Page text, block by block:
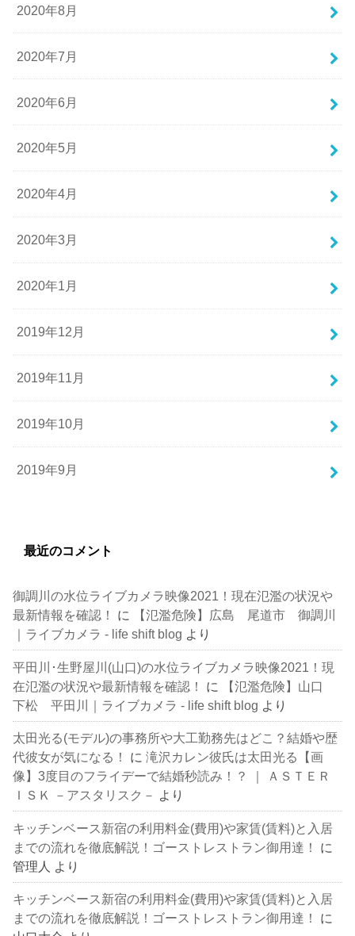
2020年8月
2020年7月
2020年6月
2020年5月
2020年4月
2020年3月
2020年1月
2019年12月
2019年11月
2019年10月
2019年9月
最近のコメント
御調川の水位ライブカメラ映像2021！現在氾濫の状況や
最新情報を確認！
に
【氾濫危険】広島 尾道市 御調川
｜ライブカメラ - life shift blog より
平田川･生野屋川(山口)の水位ライブカメラ映像2021！現
在氾濫の状況や最新情報を確認！
に
【氾濫危険】山口
下松 平田川｜ライブカメラ - life shift blog より
太田光る(モデル)の事務所や大工勤務先はどこ？結婚や歴
代彼女が気になる！
に滝沢カレン彼氏は太田光る【画
像】3度目のフライデーで結婚秒読み！？ ｜ ＡＳＴＥＲ
ＩＳＫ －アスタリスク－ より
キッチンベース新宿の利用料金(費用)や家賃(賃料)と入居
までの流れを徹底解説！ゴーストレストラン御用達！
に
管理人 より
キッチンベース新宿の利用料金(費用)や家賃(賃料)と入居
までの流れを徹底解説！ゴーストレストラン御用達！
に